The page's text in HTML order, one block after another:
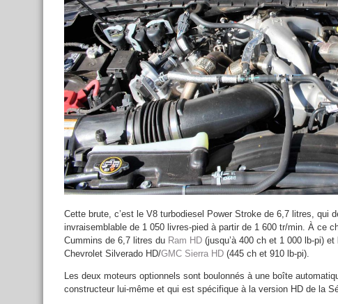
Cette brute, c’est le V8 turbodiesel Power Stroke de 6,7 litres, qui
invraisemblable de 1 050 livres-pied à partir de 1 600 tr/min. À ce
Cummins de 6,7 litres du Ram HD (jusqu’à 400 ch et 1 000 lb-pi)
Chevrolet Silverado HD/GMC Sierra HD (445 ch et 910 lb-pi).
Les deux moteurs optionnels sont boulonnés à une boîte
constructeur lui-même et qui est spécifique à la version HD de la